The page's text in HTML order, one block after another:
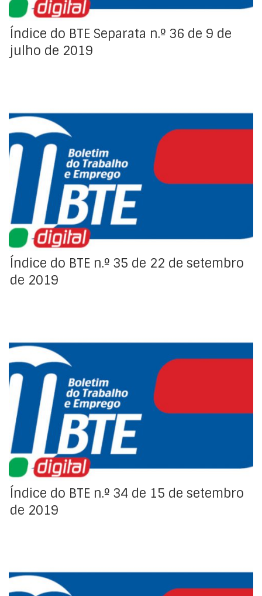
Índice do BTE Separata n.º 36 de 9 de
julho de 2019
Índice da Regulamentação Coletiva e Organizações do
Trabalho do Boletim do Trabalho e Emprego (BTE).
Índice do BTE n.º 35 de 22 de setembro
de 2019
Índice da Regulamentação Coletiva e Organizações do
Trabalho do Boletim do Trabalho e Emprego (BTE).
Índice do BTE n.º 34 de 15 de setembro
de 2019